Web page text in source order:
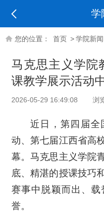
学
您的位置： 首页 >学院新闻
马克思主义学院
课教学展示活动
2026-05-29 16:49:08 浏
近日，第四届全
动、第七届江西省高
幕。马克思主义学院
底、精湛的授课技巧
赛事中脱颖而出、
誉。